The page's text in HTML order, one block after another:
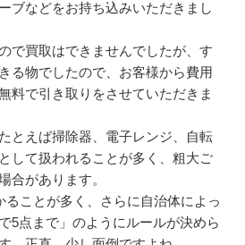
ブなどをお持ち込みいただきまし
で買取はできませんでしたが、す
る物でしたので、お客様から費用
料で引き取りをさせていただきま
とえば掃除器、電子レンジ、自転
して扱われることが多く、粗大ご
合があります。
ることが多く、さらに自治体によっ
5点まで」のようにルールが決めら